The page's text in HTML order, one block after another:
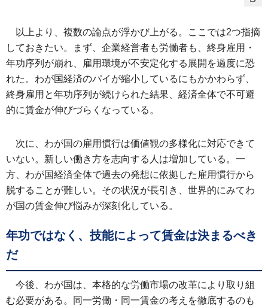
以上より、複数の論点が浮かび上がる。ここでは2つ指摘
しておきたい。まず、企業経営者も労働者も、終身雇用・
年功序列が崩れ、雇用環境が不安定化する展開を過度に恐
れた。わが国経済のパイが縮小しているにもかかわらず、
終身雇用と年功序列が続けられた結果、経済全体で不可避
的に賃金が伸びづらくなっている。
次に、わが国の雇用慣行は価値観の多様化に対応できて
いない。新しい働き方を志向する人は増加している。一
方、わが国経済全体で過去の発想に依拠した雇用慣行から
脱することが難しい。その状況が長引き、世界的にみてわ
が国の賃金伸び悩みが深刻化している。
年功ではなく、技能によって賃金は決まるべき
だ
今後、わが国は、本格的な労働市場の改革により取り組
む必要がある。同一労働・同一賃金の考えを徹底するのも